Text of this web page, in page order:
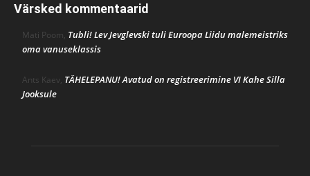
Värsked kommentaarid
Mati Poom, Tubli! Lev Jevglevski tuli Euroopa Liidu malemeistriks
oma vanuseklassis
Ants Kaev, TÄHELEPANU! Avatud on registreerimine VI Kahe Silla
Jooksule